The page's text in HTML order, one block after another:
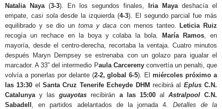
Natalia Naya(3-3). En los segundos finales, Iria Mayadeshacía el
empate, casi soladesde la izquierda (4-3). El segundo parcial fue más
equilibrado y se dio un toma y daca con menos tanteo. Leticia Ruiz
recogía un rechace en la boya y colaba la bola.
María Ramos, en
mayoría, desde el centro-derecha, recortaba la ventaja. Cuatro minutos
después Maryn Dempsey se estrenaba con un golazo para igualar el
marcador. A 33” del intermedio Paula Carcerenyconvertía un penalti, que
volvía a ponerlas por delante (2-2, global 6-5). Elmiércoles próximo a
las 13:30 elSanta Cruz Tenerife Echeyde DHM recibirá al EplusC.N.
Catalunyay lasguayotas recibirán a las 15:00al AstralpoolC.N.
Sabadell , en partidos adelantados de la jornada 4. Detalles de la